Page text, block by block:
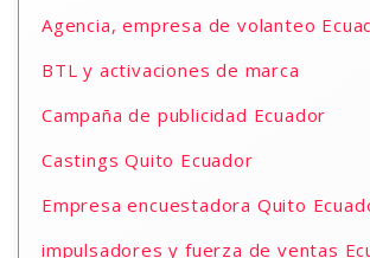
Agencia, empresa de volanteo
BTL y activaciones de marca
Campaña de publicidad Ecuador
Castings Quito Ecuador
Empresa encuestadora Quito
impulsadores y fuerza de ventas